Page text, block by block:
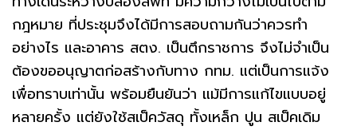
กฎหมาย ที่ประชุมจึงได้มีการสอบถามกันว่าควรทำ
อย่างไร และอาคาร สตง. เป็นตึกราชการ จึงไม่จำเป็น
ต้องขออนุญาตก่อสร้างกับทาง กทม. แต่เป็นการแจ้ง
เพื่อทราบเท่านั้น พร้อมยืนยันว่า แม้มีการแก้ไขแบบอยู่
หลายครั้ง แต่ยังใช้สเป็ควัสดุ ทั้งเหล็ก ปูน สเป็คเดิม